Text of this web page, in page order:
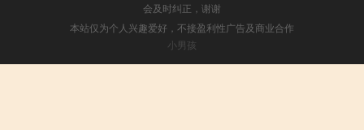
会及时纠正，谢谢
本站仅为个人兴趣爱好，不接盈利性广告及商业合作
小男孩